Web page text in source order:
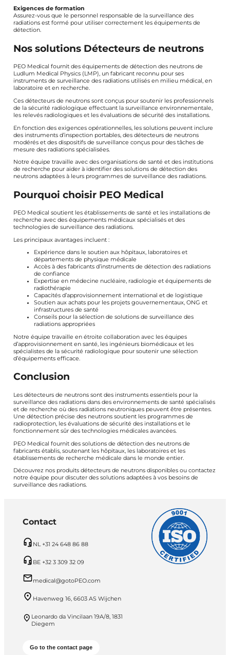
Exigences de formation
Assurez-vous que le personnel responsable de la surveillance des
radiations est formé pour utiliser correctement les équipements de
détection.
Nos solutions Détecteurs de neutrons
PEO Medical fournit des équipements de détection des neutrons de
Ludlum Medical Physics (LMP), un fabricant reconnu pour ses
instruments de surveillance des radiations utilisés en milieu médical, en
laboratoire et en recherche.
Ces détecteurs de neutrons sont conçus pour soutenir les professionnels
de la sécurité radiologique effectuant la surveillance environnementale,
les relevés radiologiques et les évaluations de sécurité des installations.
En fonction des exigences opérationnelles, les solutions peuvent inclure
des instruments d’inspection portables, des détecteurs de neutrons
modérés et des dispositifs de surveillance conçus pour des tâches de
mesure des radiations spécialisées.
Notre équipe travaille avec des organisations de santé et des institutions
de recherche pour aider à identifier des solutions de détection des
neutrons adaptées à leurs programmes de surveillance des radiations.
Pourquoi choisir PEO Medical
PEO Medical soutient les établissements de santé et les installations de
recherche avec des équipements médicaux spécialisés et des
technologies de surveillance des radiations.
Les principaux avantages incluent :
Expérience dans le soutien aux hôpitaux, laboratoires et
départements de physique médicale
Accès à des fabricants d’instruments de détection des radiations
de confiance
Expertise en médecine nucléaire, radiologie et équipements de
radiothérapie
Capacités d’approvisionnement international et de logistique
Soutien aux achats pour les projets gouvernementaux, ONG et
infrastructures de santé
Conseils pour la sélection de solutions de surveillance des
radiations appropriées
Notre équipe travaille en étroite collaboration avec les équipes
d’approvisionnement en santé, les ingénieurs biomédicaux et les
spécialistes de la sécurité radiologique pour soutenir une sélection
d’équipements efficace.
Conclusion
Les détecteurs de neutrons sont des instruments essentiels pour la
surveillance des radiations dans des environnements de santé spécialisés
et de recherche où des radiations neutroniques peuvent être présentes.
Une détection précise des neutrons soutient les programmes de
radioprotection, les évaluations de sécurité des installations et le
fonctionnement sûr des technologies médicales avancées.
PEO Medical fournit des solutions de détection des neutrons de
fabricants établis, soutenant les hôpitaux, les laboratoires et les
établissements de recherche médicale dans le monde entier.
Découvrez nos produits détecteurs de neutrons disponibles ou contactez
notre équipe pour discuter des solutions adaptées à vos besoins de
surveillance des radiations.
Contact
NL +31 24 648 86 88
BE +32 3 309 32 09
medical@gotoPEO.com
Havenweg 16, 6603 AS Wijchen
Leonardo da Vincilaan 19A/8, 1831
Diegem
Go to the contact page